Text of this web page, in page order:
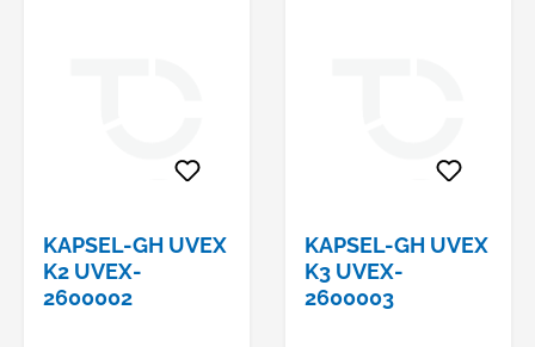
er.dach@mmm.com
KAPSEL-GH UVEX
K2 UVEX-
2600002
KAPSEL-GH UVEX
K3 UVEX-
2600003